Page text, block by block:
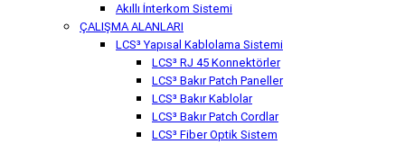
Akıllı İnterkom Sistemi
ÇALIŞMA ALANLARI
LCS³ Yapısal Kablolama Sistemi
LCS³ RJ 45 Konnektörler
LCS³ Bakır Patch Paneller
LCS³ Bakır Kablolar
LCS³ Bakır Patch Cordlar
LCS³ Fiber Optik Sistem